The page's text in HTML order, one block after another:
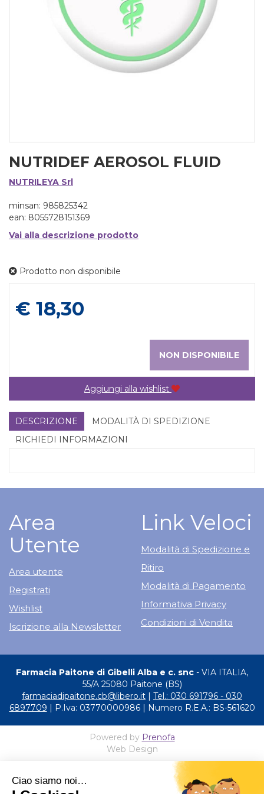
NUTRIDEF AEROSOL FLUID
NUTRILEYA Srl
minsan: 985825342
ean: 8055728151369
Vai alla descrizione prodotto
Prodotto non disponibile
Prezzo
€ 18,30
NON DISPONIBILE
Aggiungi alla wishlist
DESCRIZIONE
MODALITÀ DI SPEDIZIONE
RICHIEDI INFORMAZIONI
Area
Utente
Area utente
Registrati
Wishlist
Iscrizione alla Newsletter
Link Veloci
Modalità di Spedizione e
Ritiro
Modalità di Pagamento
Informativa Privacy
Condizioni di Vendita
Farmacia Paitone di Gibelli Alba e c. snc - VIA ITALIA,
55/A 25080 Paitone (BS)
farmaciadipaitone.cb@libero.it
Tel.: 030 691796 - 030
6897709 | P.Iva: 03770000986 | Numero R.E.A.: BS-561620
Powered by Prenofa
Web Design